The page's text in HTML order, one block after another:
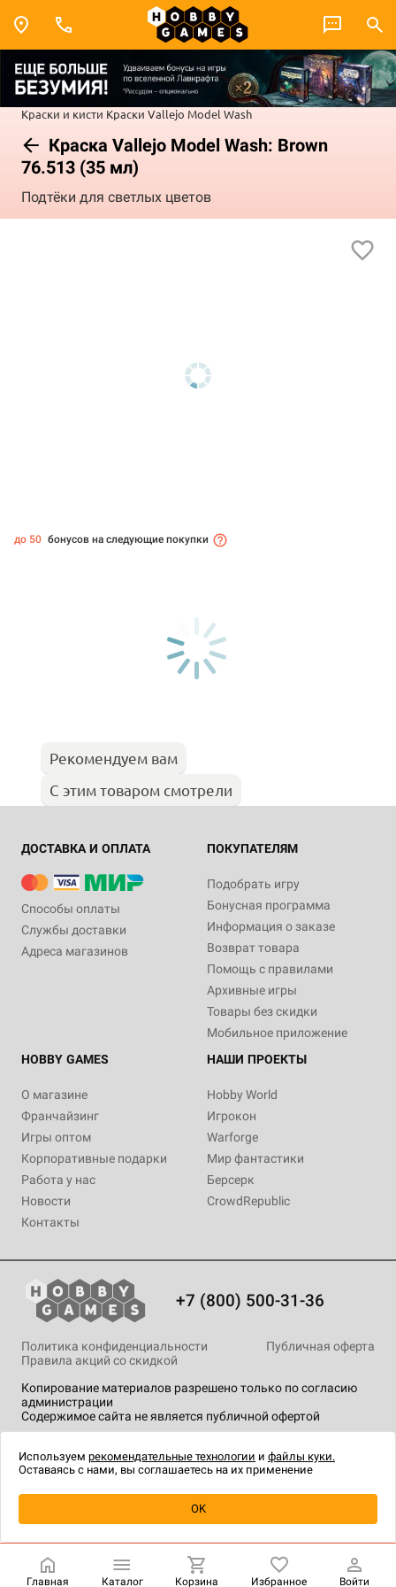
Краски и кисти Краски Vallejo Model Wash
Краска Vallejo Model Wash: Brown
76.513 (35 мл)
Подтёки для светлых цветов
Уведомить о наличии
до 50 бонусов на следующие покупки
Рекомендуем вам
С этим товаром смотрели
ДОСТАВКА И ОПЛАТА
Способы оплаты
Службы доставки
Адреса магазинов
ПОКУПАТЕЛЯМ
Подобрать игру
Бонусная программа
Информация о заказе
Возврат товара
Помощь с правилами
Архивные игры
Товары без скидки
Мобильное приложение
HOBBY GAMES
О магазине
Франчайзинг
Игры оптом
Корпоративные подарки
Работа у нас
Новости
Контакты
НАШИ ПРОЕКТЫ
Hobby World
Игрокон
Warforge
Мир фантастики
Берсерк
CrowdRepublic
+7 (800) 500-31-36
Копирование материалов разрешено только по согласию
администрации
Содержимое сайта не является публичной офертой
Политика конфиденциальности
Публичная оферта
Правила акций со скидкой
технологии.
Главная Каталог Корзина Избранное Войти
Используем рекомендательные технологии и файлы куки.
Оставаясь с нами, вы соглашаетесь на их применение
OK